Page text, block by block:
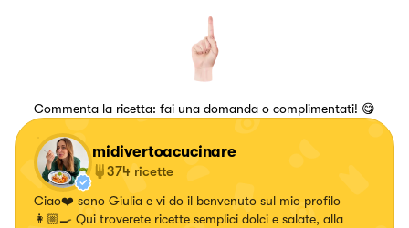
Commenta la ricetta: fai una domanda o complimentati! 😋
midivertoacucinare
374 ricette
Ciao❤️ sono Giulia e vi do il benvenuto sul mio profilo
👩🏼‍🍳 Qui troverete ricette semplici dolci e salate, alla